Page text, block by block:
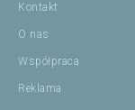
Kontakt
O nas
Współpraca
Reklama